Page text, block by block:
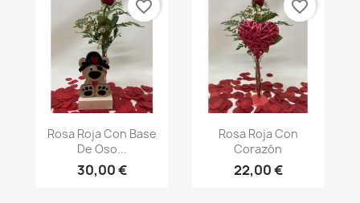
Vista rápida
Rosa Roja Con Base
De Oso...
30,00 €
favorite_border
Vista rápida
Rosa Roja Con
Corazón
22,00 €
favorite_border